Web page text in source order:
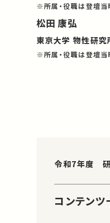
※所属・役職は登壇当
松田 康弘
東京大学 物性研
※所属・役職は登壇当
令和7年度 研
コンテンツ